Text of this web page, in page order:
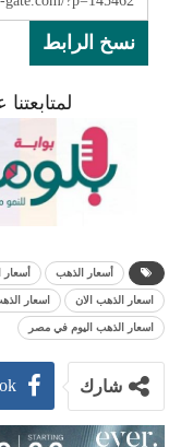
نسخ الرابط
أسعار الذهب أسعار
اسعار الذهب الان اسعار
اسعار الذهب اليوم في مصر
شارك